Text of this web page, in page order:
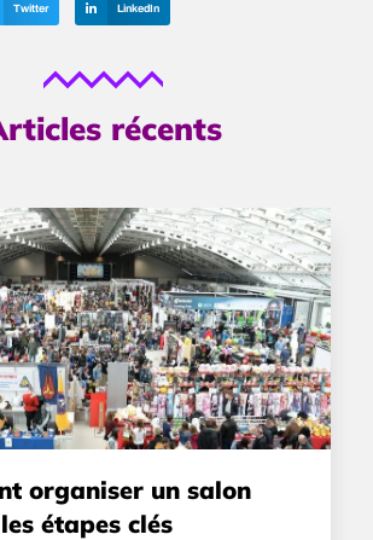
Twitter LinkedIn
récents
organiser un salon
étapes clés